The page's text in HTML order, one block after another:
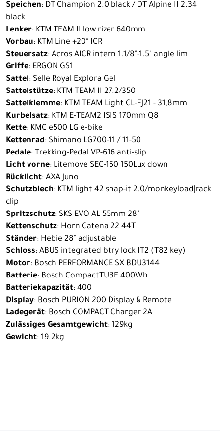
Speichen: DT Champion 2.0 black / DT Alpine II 2.34
black
Lenker: KTM TEAM II low rizer 640mm
Vorbau: KTM Line +20° ICR
Steuersatz: Acros AICR intern 1.1/8"-1.5" angle lim
Griffe: ERGON GS1
Sattel: Selle Royal Explora Gel
Sattelstütze: KTM TEAM II 27.2/350
Sattelklemme: KTM TEAM Light CL-FJ21 - 31,8mm
Kurbelsatz: KTM E-TEAM2 ISIS 170mm Q8
Kette: KMC e500 LG e-bike
Kettenrad: Shimano LG700-11 / 11-50
Pedale: Trekking-Pedal VP-616 anti-slip
Licht vorne: Litemove SEC-150 150Lux down
Rücklicht: AXA Juno
Schutzblech: KTM light 42 snap-it 2.0/monkeyload|rack
clip
Spritzschutz: SKS EVO AL 55mm 28"
Kettenschutz: Horn Catena 22 44T
Ständer: Hebie 28" adjustable
Schloss: ABUS integrated btry lock IT2 (T82 key)
Motor: Bosch PERFORMANCE SX BDU3144
Batterie: Bosch CompactTUBE 400Wh
Batteriekapazität: 400
Display: Bosch PURION 200 Display & Remote
Ladegerät: Bosch COMPACT Charger 2A
Zulässiges Gesamtgewicht: 129kg
Gewicht: 19.2kg